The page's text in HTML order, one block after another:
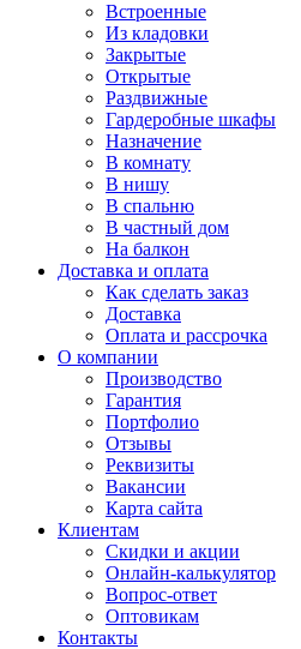
Встроенные
Из кладовки
Закрытые
Открытые
Раздвижные
Гардеробные шкафы
Назначение
В комнату
В нишу
В спальню
В частный дом
На балкон
Доставка и оплата
Как сделать заказ
Доставка
Оплата и рассрочка
О компании
Производство
Гарантия
Портфолио
Отзывы
Реквизиты
Вакансии
Карта сайта
Клиентам
Скидки и акции
Онлайн-калькулятор
Вопрос-ответ
Оптовикам
Контакты